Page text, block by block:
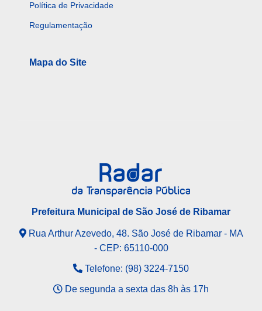
Política de Privacidade
Regulamentação
Mapa do Site
Prefeitura Municipal de São José de Ribamar
Rua Arthur Azevedo, 48. São José de Ribamar - MA
- CEP: 65110-000
Telefone: (98) 3224-7150
De segunda a sexta das 8h às 17h